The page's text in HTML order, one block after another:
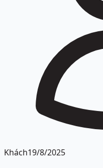
Khách19/8/2025